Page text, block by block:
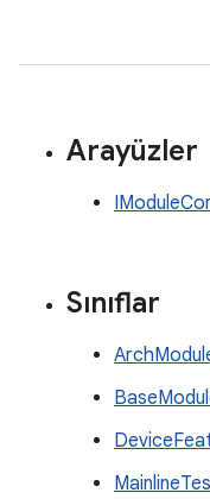
Arayüzler
Sınıflar